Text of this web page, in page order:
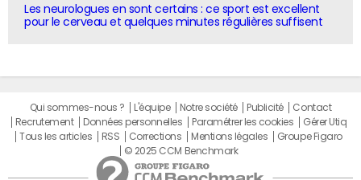
Les neurologues en sont certains : ce sport est excellent
pour le cerveau et quelques minutes régulières suffisent
Qui sommes-nous ? L'équipe Notre société Publicité
Contact
Recrutement
Données personnelles Paramétrer les cookies
Gérer Utiq
Tous les articles
RSS Corrections Mentions légales
Groupe Figaro
© 2025 CCM Benchmark